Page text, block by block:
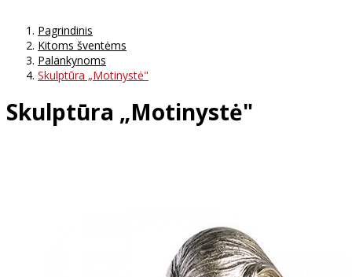
Pagrindinis
Kitoms šventėms
Palankynoms
Skulptūra „Motinystė"
Skulptūra „Motinystė"